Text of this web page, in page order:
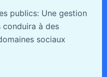
publics: Une gestion
conduira à des
sociaux